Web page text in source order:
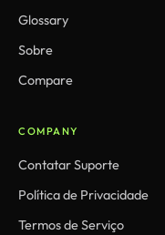
Glossary
Sobre
Compare
COMPANY
Contatar Suporte
Política de Privacidade
Termos de Serviço